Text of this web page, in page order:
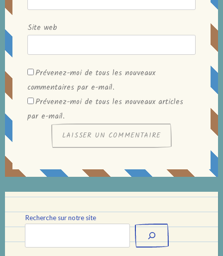
Site web
Prévenez-moi de tous les nouveaux
commentaires par e-mail.
Prévenez-moi de tous les nouveaux articles
par e-mail.
Recherche sur notre site